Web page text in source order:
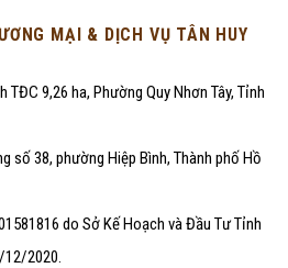
MẠI & DỊCH VỤ TÂN HUY
TĐC 9,26 ha, Phường Quy Nhơn Tây, Tỉnh
số 38, phường Hiệp Bình, Thành phố Hồ
do Sở Kế Hoạch và Đầu Tư Tỉnh
12/2020.